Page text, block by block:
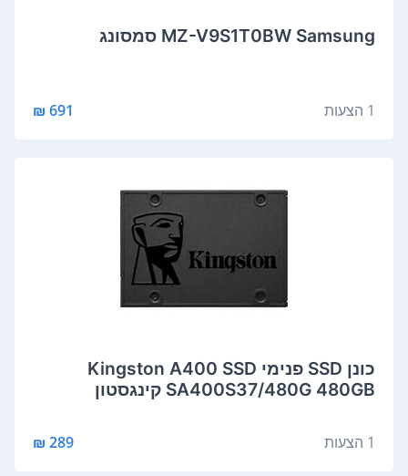
MZ-V9S1T0BW Samsung סמסונג
1 הצעות 691 ₪
כונן SSD פנימי Kingston A400 SSD
SA400S37/480G 480GB קינגסטון
1 הצעות 289 ₪